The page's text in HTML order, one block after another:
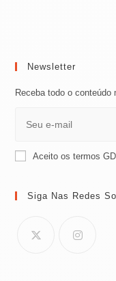
Newsletter
Receba todo o conteúdo
Aceito os termos
Siga Nas Redes